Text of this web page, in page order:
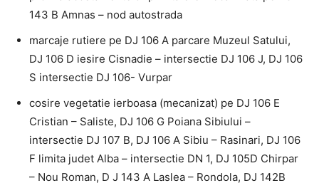
143 B Amnas – nod autostrada
marcaje rutiere pe DJ 106 A parcare Muzeul Satului,
DJ 106 D iesire Cisnadie – intersectie DJ 106 J, DJ 106
S intersectie DJ 106- Vurpar
cosire vegetatie ierboasa (mecanizat) pe DJ 106 E
Cristian – Saliste, DJ 106 G Poiana Sibiului –
intersectie DJ 107 B, DJ 106 A Sibiu – Rasinari, DJ 106
F limita judet Alba – intersectie DN 1, DJ 105D Chirpar
– Nou Roman, D J 143 A Laslea – Rondola, DJ 142B